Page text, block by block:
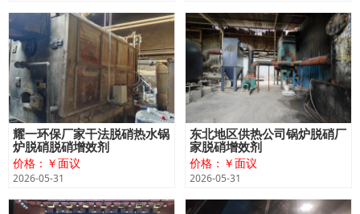
耀一环保厂家干法脱硝热水锅
炉脱硝脱硝增效剂
价格：￥面议
2026-05-31
东北地区供热公司锅炉脱硝厂
家脱硝增效剂
价格：￥面议
2026-05-31